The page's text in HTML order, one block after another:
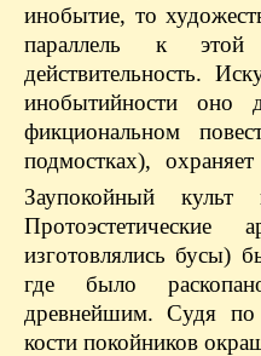
инобытие, то
параллель к
действительность.
инобытийности оно
фикциональном
подмостках),
Заупокойный культ
изготовлялись бусы)
где было
древнейшим. Судя
кости покойников